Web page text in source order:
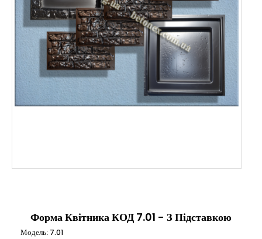
Форма Квітника КОД 7.01 - З Підставкою
Модель: 7.01